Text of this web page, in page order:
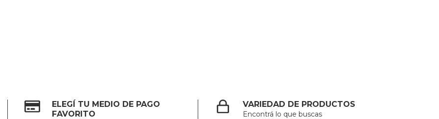
ELEGÍ TU MEDIO DE PAGO
FAVORITO
VARIEDAD DE PRODUCTOS
Encontrá lo que buscas